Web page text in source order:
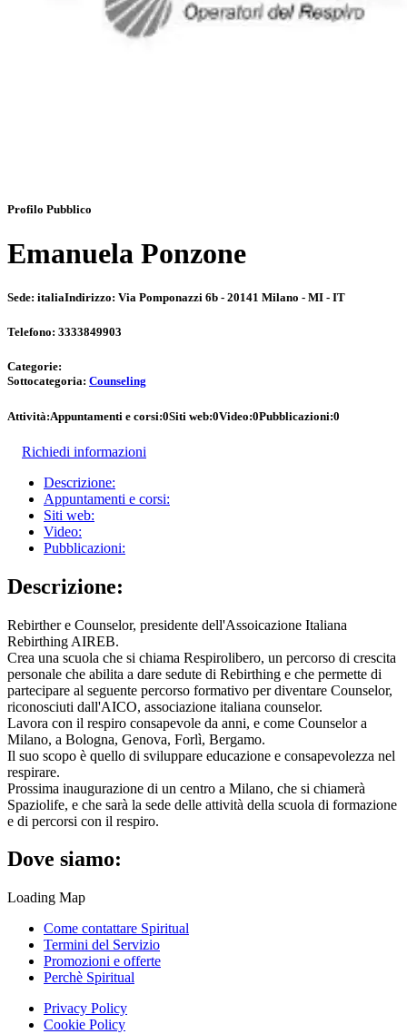
Profilo Pubblico
Emanuela Ponzone
Sede: italiaIndirizzo: Via Pomponazzi 6b - 20141 Milano - MI - IT
Telefono: 3333849903
Categorie:
Sottocategoria: Counseling
Attività:Appuntamenti e corsi:0Siti web:0Video:0Pubblicazioni:0
Richiedi informazioni
Descrizione:
Appuntamenti e corsi:
Siti web:
Video:
Pubblicazioni:
Descrizione:
Rebirther e Counselor, presidente dell'Assoicazione Italiana
Rebirthing AIREB.
Crea una scuola che si chiama Respirolibero, un percorso di crescita
personale che abilita a dare sedute di Rebirthing e che permette di
partecipare al seguente percorso formativo per diventare Counselor,
riconosciuti dall'AICO, associazione italiana counselor.
Lavora con il respiro consapevole da anni, e come Counselor a
Milano, a Bologna, Genova, Forlì, Bergamo.
Il suo scopo è quello di sviluppare educazione e consapevolezza nel
respirare.
Prossima inaugurazione di un centro a Milano, che si chiamerà
Spaziolife, e che sarà la sede delle attività della scuola di formazione
e di percorsi con il respiro.
Dove siamo:
Loading Map
Come contattare Spiritual
Termini del Servizio
Promozioni e offerte
Perchè Spiritual
Privacy Policy
Cookie Policy